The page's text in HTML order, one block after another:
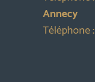
Annecy
Téléphone :